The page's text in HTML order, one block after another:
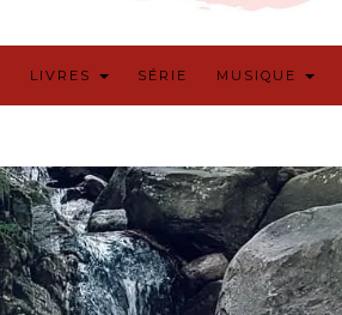
LIVRES SÉRIE MUSIQUE